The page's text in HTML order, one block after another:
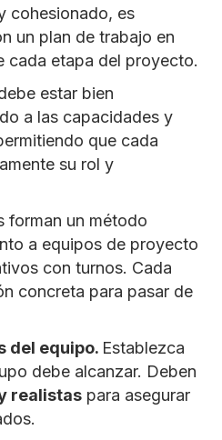
cohesionado, es
un plan de trabajo en
cada etapa del proyecto.
estar bien
a las capacidades y
que cada
su rol y
forman un método
a equipos de proyecto
con turnos. Cada
concreta para pasar de
del equipo. Establezca
debe alcanzar. Deben
realistas para asegurar